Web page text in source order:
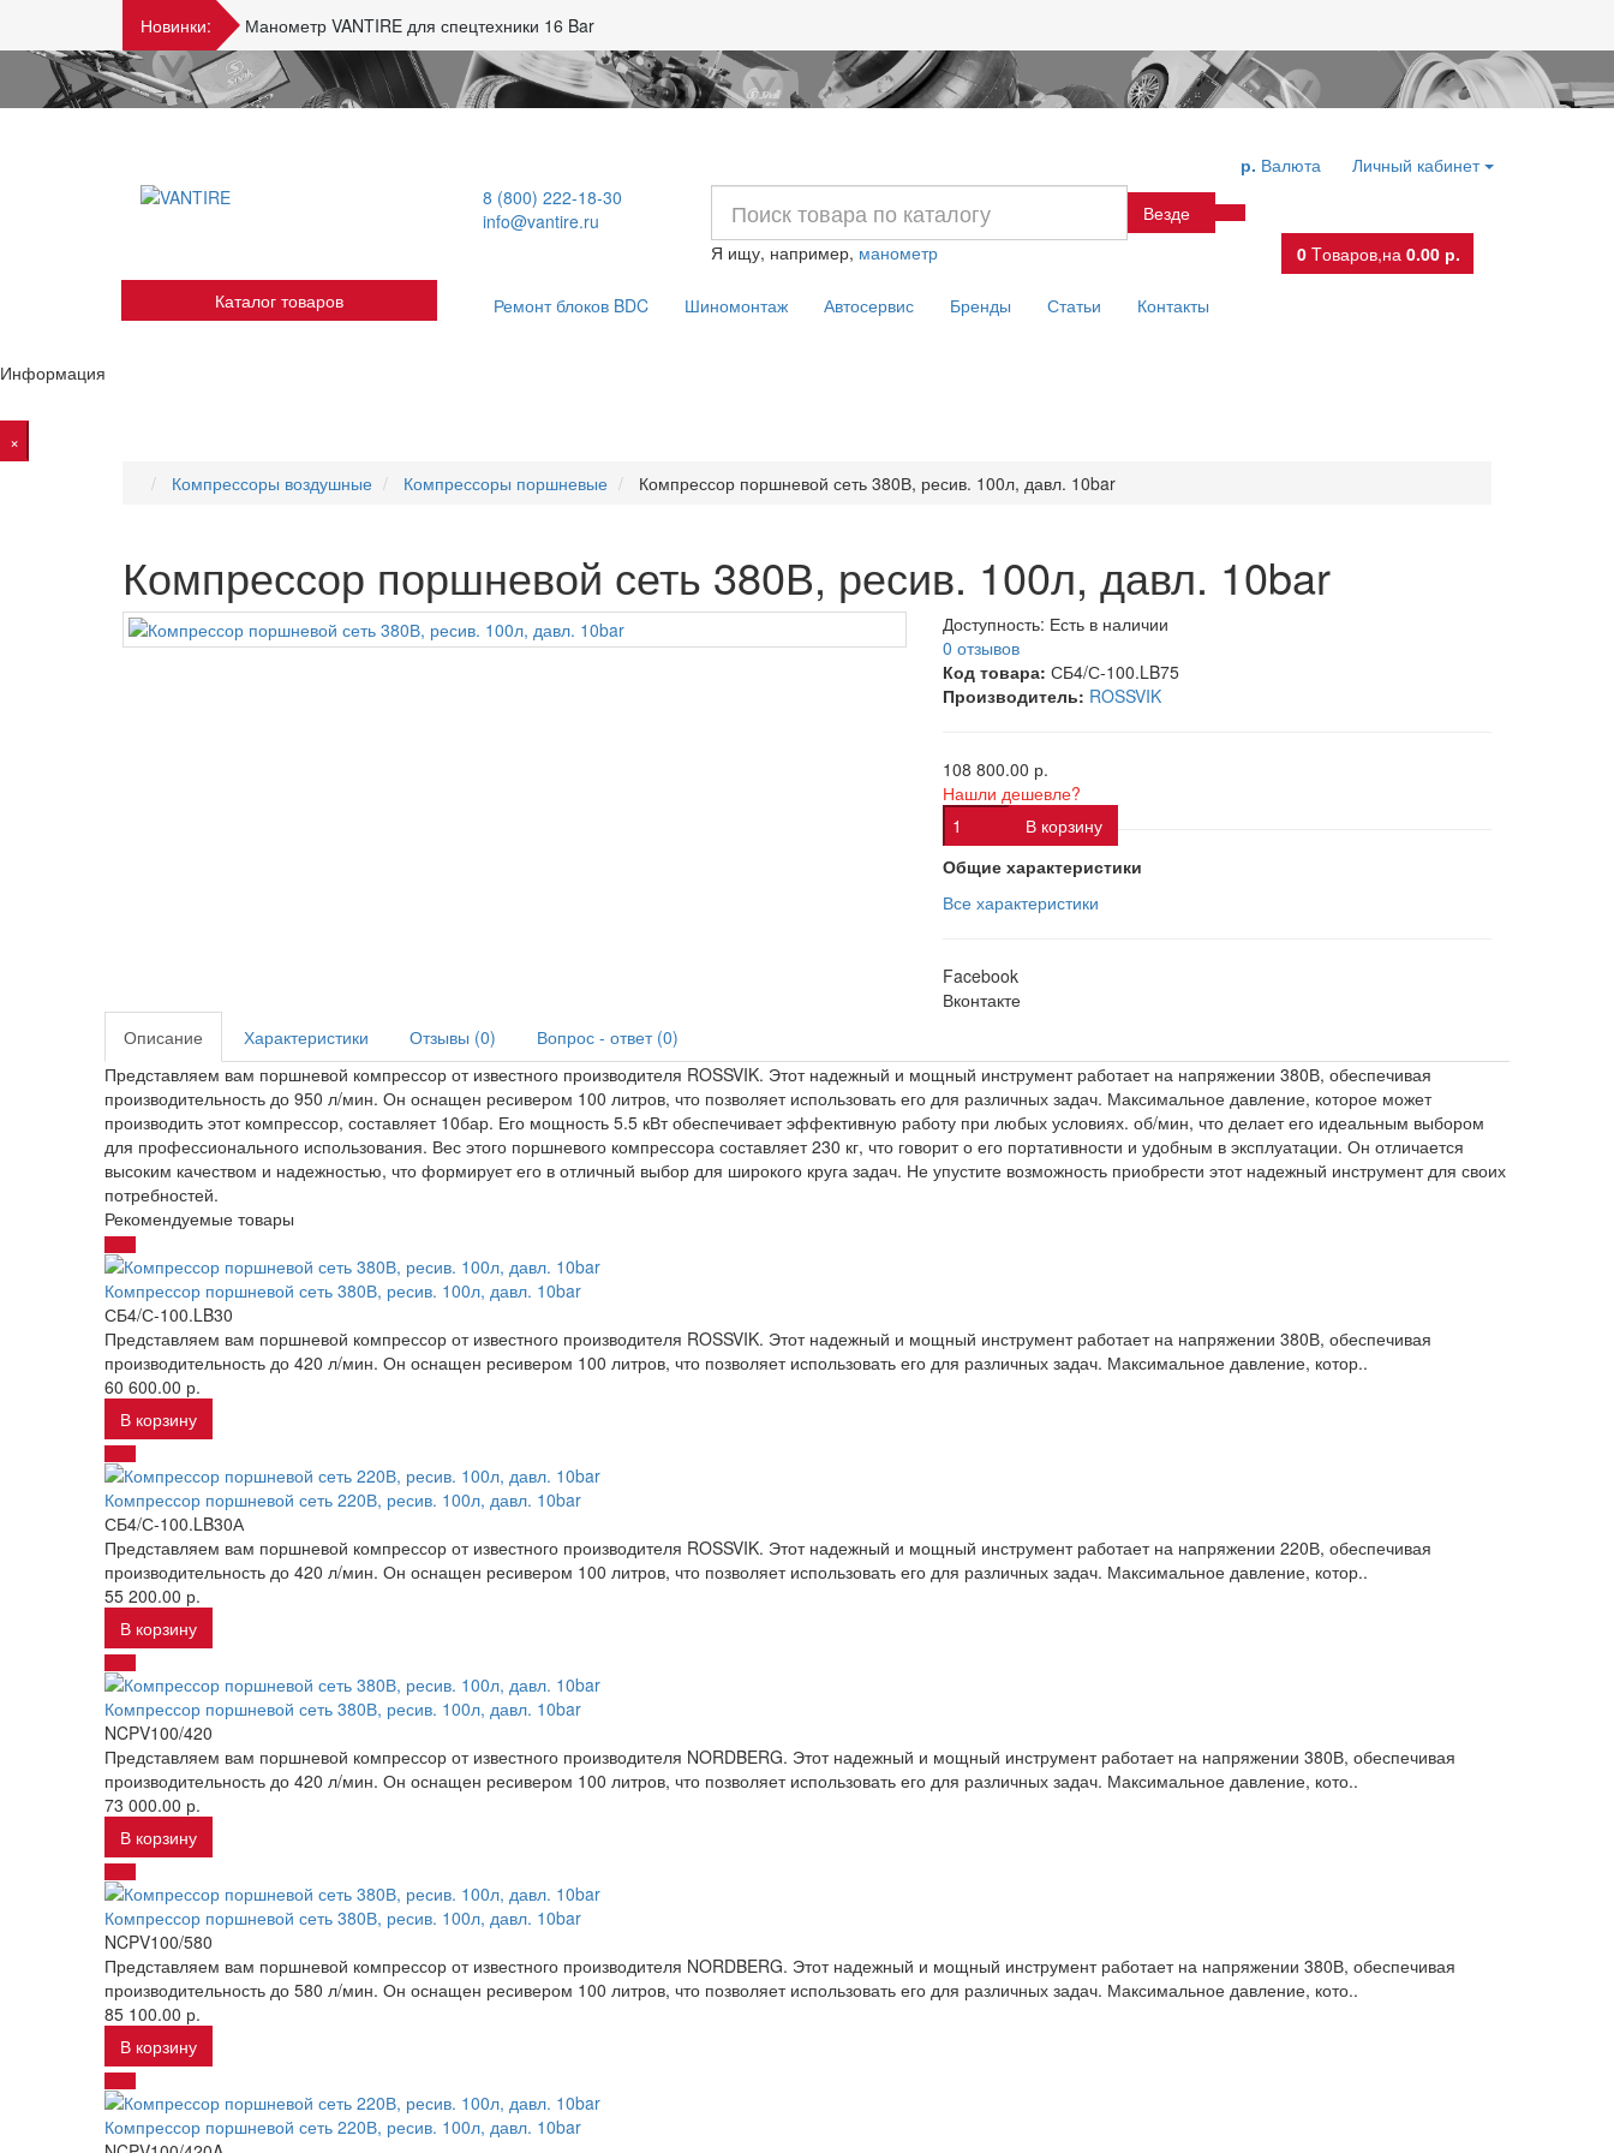
Новинки: Манометр VANTIRE для спецтехники 16 Bar
Личный кабинет
р. Валюта
8 (800) 222-18-30
info@vantire.ru
Везде
Я ищу, например, манометр 0 Tоваров,на 0.00 р.
Каталог товаров
Ремонт блоков BDC Шиномонтаж Автосервис Бренды Статьи Контакты
Информация
×
Компрессоры воздушные
Компрессоры поршневые Компрессор поршневой сеть 380В, ресив. 100л, давл. 10bar
Компрессор поршневой сеть 380В, ресив. 100л, давл. 10bar
Доступность: Есть в наличии
0 отзывов
Код товара: СБ4/С-100.LB75
Производитель: ROSSVIK
108 800.00 р.
Нашли дешевле?
В корзину
Общие характеристики
Все характеристики
Facebook
Вконтакте
Описание
Характеристики Отзывы (0)
Вопрос - ответ (0)
Представляем вам поршневой компрессор от известного производителя ROSSVIK. Этот надежный и мощный инструмент работает на напряжении 380В, обеспечивая
производительность до 950 л/мин. Он оснащен ресивером 100 литров, что позволяет использовать его для различных задач. Максимальное давление, которое может
производить этот компрессор, составляет 10бар. Его мощность 5.5 кВт обеспечивает эффективную работу при любых условиях. об/мин, что делает его идеальным выбором
для профессионального использования. Вес этого поршневого компрессора составляет 230 кг, что говорит о его портативности и удобным в эксплуатации. Он отличается
высоким качеством и надежностью, что формирует его в отличный выбор для широкого круга задач. Не упустите возможность приобрести этот надежный инструмент для своих
потребностей.
Рекомендуемые товары
Компрессор поршневой сеть 380В, ресив. 100л, давл. 10bar
СБ4/С-100.LB30
Представляем вам поршневой компрессор от известного производителя ROSSVIK. Этот надежный и мощный инструмент работает на напряжении 380В, обеспечивая
производительность до 420 л/мин. Он оснащен ресивером 100 литров, что позволяет использовать его для различных задач. Максимальное давление, котор..
60 600.00 р.
В корзину
Компрессор поршневой сеть 220В, ресив. 100л, давл. 10bar
СБ4/С-100.LB30А
Представляем вам поршневой компрессор от известного производителя ROSSVIK. Этот надежный и мощный инструмент работает на напряжении 220В, обеспечивая
производительность до 420 л/мин. Он оснащен ресивером 100 литров, что позволяет использовать его для различных задач. Максимальное давление, котор..
55 200.00 р.
В корзину
Компрессор поршневой сеть 380В, ресив. 100л, давл. 10bar
NCPV100/420
Представляем вам поршневой компрессор от известного производителя NORDBERG. Этот надежный и мощный инструмент работает на напряжении 380В, обеспечивая
производительность до 420 л/мин. Он оснащен ресивером 100 литров, что позволяет использовать его для различных задач. Максимальное давление, кото..
73 000.00 р.
В корзину
Компрессор поршневой сеть 380В, ресив. 100л, давл. 10bar
NCPV100/580
Представляем вам поршневой компрессор от известного производителя NORDBERG. Этот надежный и мощный инструмент работает на напряжении 380В, обеспечивая
производительность до 580 л/мин. Он оснащен ресивером 100 литров, что позволяет использовать его для различных задач. Максимальное давление, кото..
85 100.00 р.
В корзину
Компрессор поршневой сеть 220В, ресив. 100л, давл. 10bar